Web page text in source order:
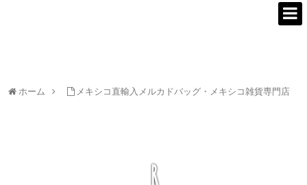
ホーム メキシコ直輸入メルカドバッグ・メキシコ雑貨専門店
R